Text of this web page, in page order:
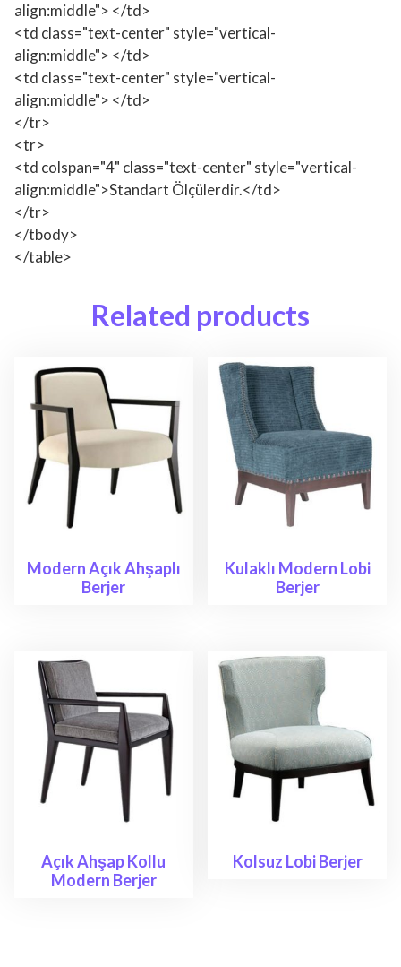
align:middle"> </td>
<td class="text-center" style="vertical-
align:middle"> </td>
<td class="text-center" style="vertical-
align:middle"> </td>
</tr>
<tr>
<td colspan="4" class="text-center" style="vertical-
align:middle">Standart Ölçülerdir.</td>
</tr>
</tbody>
</table>
Related products
Modern Açık Ahşaplı
Berjer
Kulaklı Modern Lobi
Berjer
Açık Ahşap Kollu
Modern Berjer
Kolsuz Lobi Berjer